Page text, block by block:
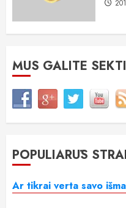
MUS GALITE SEKTI
POPULIARŪS
Ar tikrai verta savo